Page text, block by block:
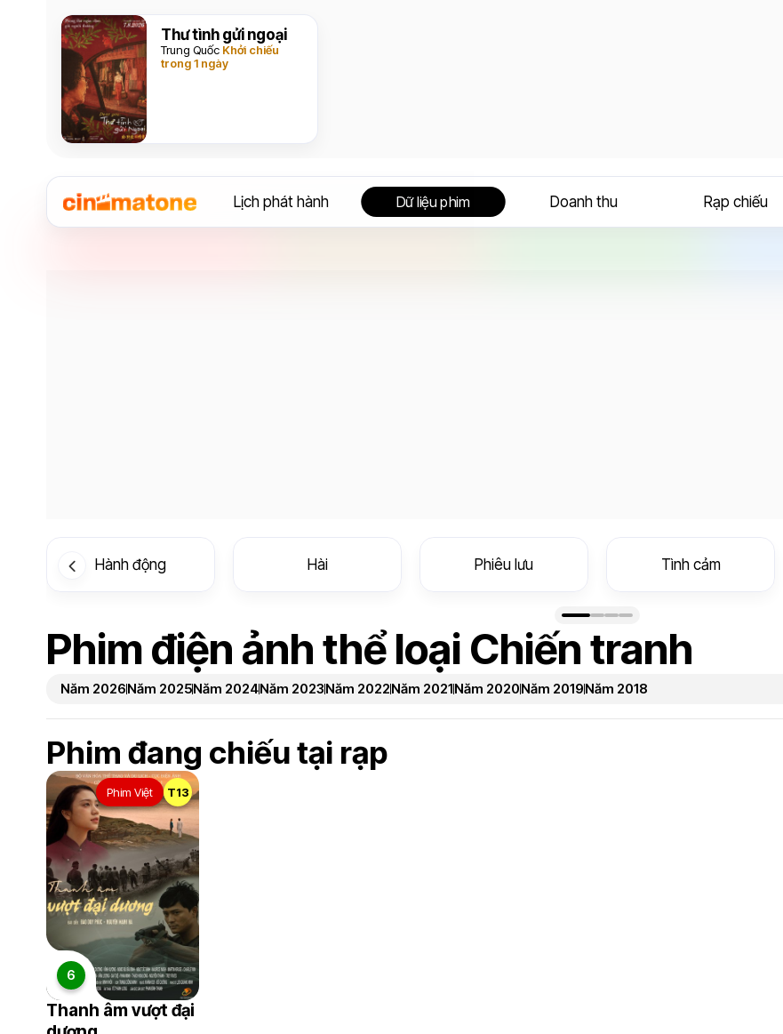
Thư tình gửi ngoại
Trung Quốc Khởi chiếu
trong 1 ngày
Lịch phát hành Dữ liệu phim Doanh thu Rạp chiếu
Hành động Hài Phiêu lưu Tình cảm
Phim điện ảnh thể loại Chiến tranh
Năm 2026Năm 2025Năm 2024Năm 2023Năm 2022Năm 2021Năm 2020Năm 2019Năm 2018
Phim đang chiếu tại rạp
Phim Việt T13
6
Thanh âm vượt đại